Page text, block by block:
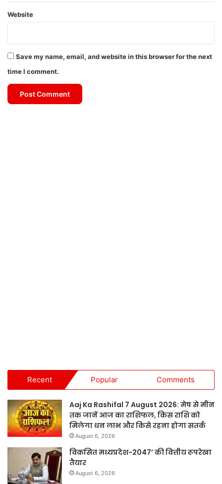
Website
Save my name, email, and website in this browser for the next
time I comment.
Recent Popular Comments
Aaj Ka Rashifal 7 August 2026: मेष से मीन
तक जानें आज का राशिफल, किस राशि को
मिलेगा धन लाभ और किसे रहना होगा सतर्क
August 6, 2026
विकसित मध्यप्रदेश-2047’ की वित्तीय रूपरेखा
तैयार
August 6, 2026